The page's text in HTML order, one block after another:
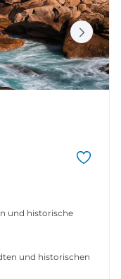
und historische
und historischen